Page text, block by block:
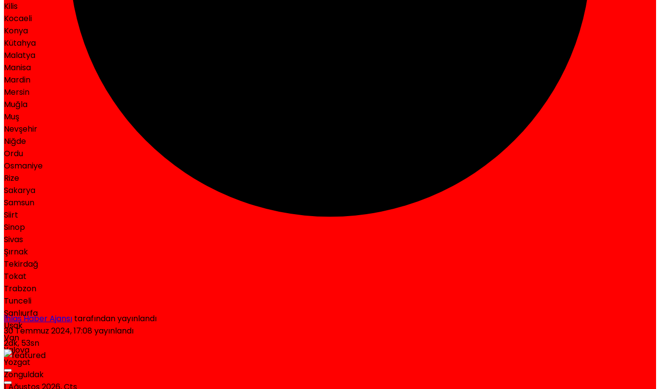
Kilis
Kocaeli
Konya
Kütahya
Malatya
Manisa
Mardin
Mersin
Muğla
Muş
Nevşehir
Niğde
Ordu
Osmaniye
Rize
Sakarya
Samsun
Siirt
Sinop
Sivas
Şırnak
Tekirdağ
Tokat
Trabzon
Tunceli
Şanlıurfa
Uşak
Van
Yalova
Yozgat
Zonguldak
İhlas Haber Ajansı tarafından yayınlandı
30 Temmuz 2024, 17:08yayınlandı
2dk, 53sn